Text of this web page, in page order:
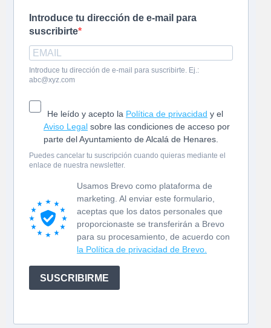
Introduce tu dirección de e-mail para
suscribirte
Introduce tu dirección de e-mail para suscribirte. Ej.:
abc@xyz.com
He leído y acepto la Política de privacidad y el
Aviso Legal sobre las condiciones de acceso por
parte del Ayuntamiento de Alcalá de Henares.
Puedes cancelar tu suscripción cuando quieras mediante el
enlace de nuestra newsletter.
Usamos Brevo como plataforma de
marketing. Al enviar este formulario,
aceptas que los datos personales que
proporcionaste se transferirán a Brevo
para su procesamiento, de acuerdo con
la Política de privacidad de Brevo.
SUSCRIBIRME